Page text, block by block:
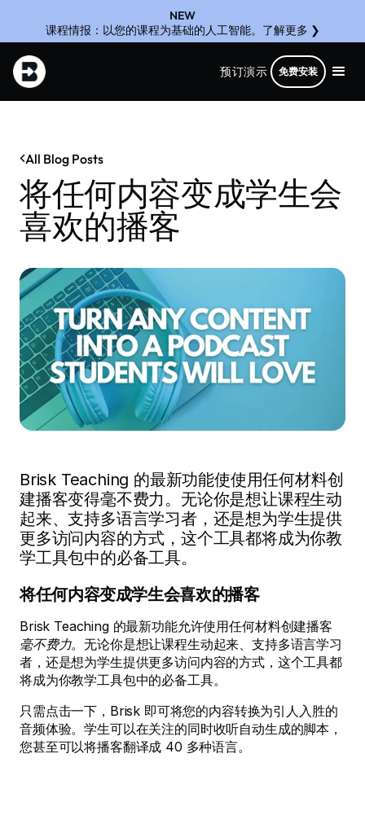
NEW
课程情报：以您的课程为基础的人工智能。了解更多 ❯
预订演示 免费安装
All Blog Posts
将任何内容变成学生会
喜欢的播客
Brisk Teaching 的最新功能使使用任何材料创
建播客变得毫不费力。无论你是想让课程生动
起来、支持多语言学习者，还是想为学生提供
更多访问内容的方式，这个工具都将成为你教
学工具包中的必备工具。
将任何内容变成学生会喜欢的播客
Brisk Teaching 的最新功能允许使用任何材料创建播客
毫不费力。无论你是想让课程生动起来、支持多语言学习
者，还是想为学生提供更多访问内容的方式，这个工具都
将成为你教学工具包中的必备工具。
只需点击一下，Brisk 即可将您的内容转换为引人入胜的
音频体验。学生可以在关注的同时收听自动生成的脚本，
您甚至可以将播客翻译成 40 多种语言。